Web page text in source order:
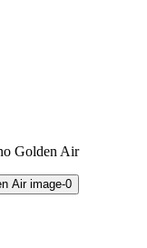
Golden Air